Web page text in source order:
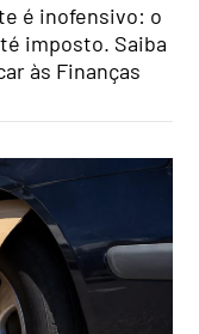
é inofensivo: o
imposto. Saiba
às Finanças